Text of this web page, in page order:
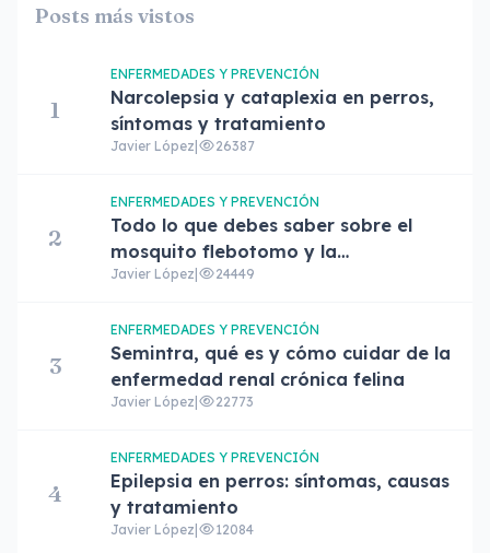
Posts más vistos
1
ENFERMEDADES Y PREVENCIÓN
Narcolepsia y cataplexia en perros,
síntomas y tratamiento
Javier López 26387
2
ENFERMEDADES Y PREVENCIÓN
Todo lo que debes saber sobre el
mosquito flebotomo y la
leishmaniasis
Javier López 24449
3
ENFERMEDADES Y PREVENCIÓN
Semintra, qué es y cómo cuidar de la
enfermedad renal crónica felina
Javier López 22773
4
ENFERMEDADES Y PREVENCIÓN
Epilepsia en perros: síntomas, causas
y tratamiento
Javier López 12084